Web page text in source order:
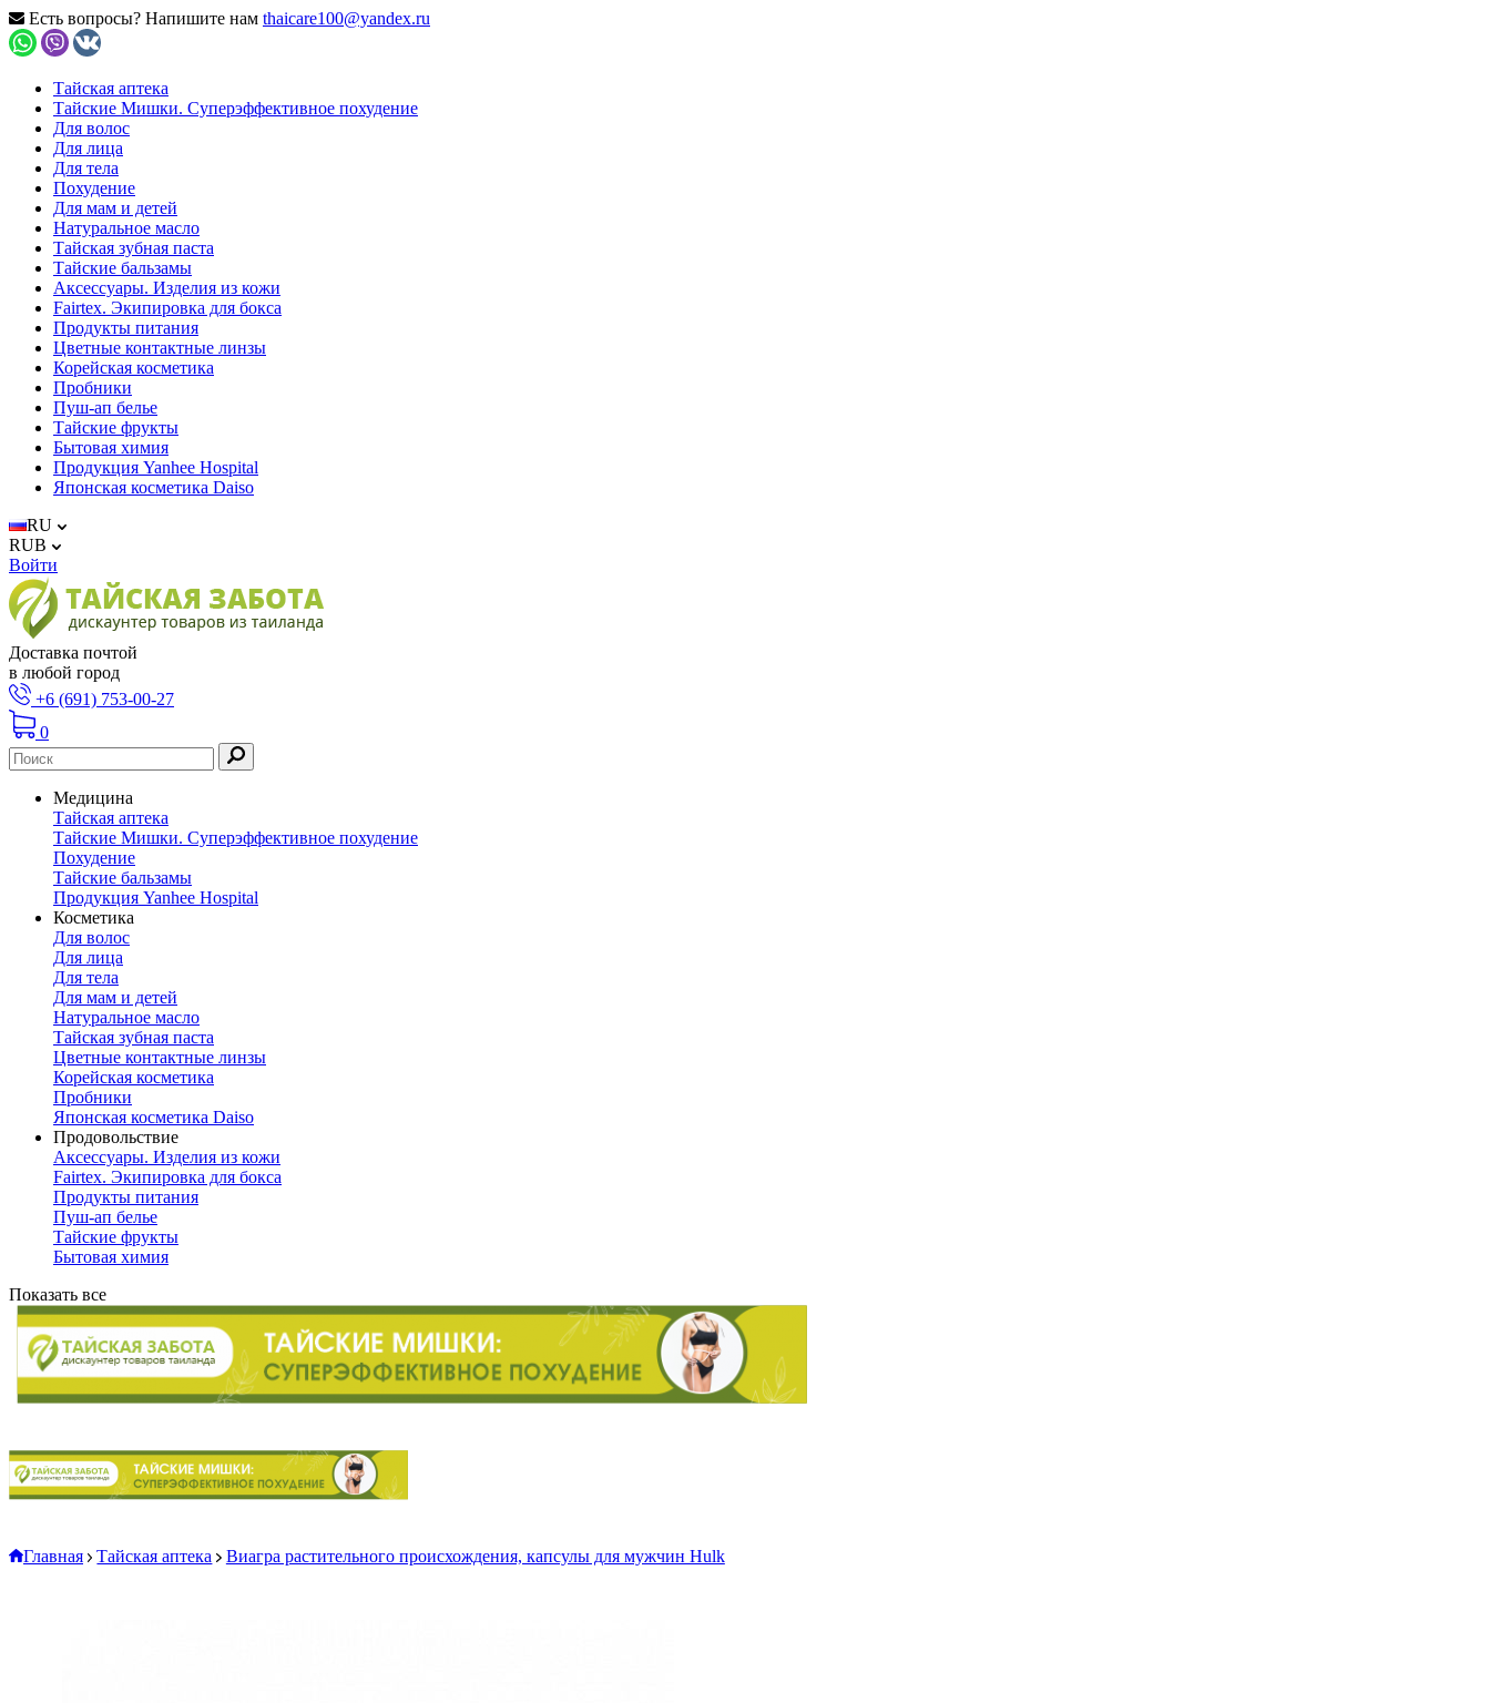
Есть вопросы? Напишите нам thaicare100@yandex.ru
Тайская аптека
Тайские Мишки. Суперэффективное похудение
Для волос
Для лица
Для тела
Похудение
Для мам и детей
Натуральное масло
Тайская зубная паста
Тайские бальзамы
Аксессуары. Изделия из кожи
Fairtex. Экипировка для бокса
Продукты питания
Цветные контактные линзы
Корейская косметика
Пробники
Пуш-ап белье
Тайские фрукты
Бытовая химия
Продукция Yanhee Hospital
Японская косметика Daiso
RU
RUB
Войти
Доставка почтой
в любой город
+6 (691) 753-00-27
0
Медицина
Тайская аптека
Тайские Мишки. Суперэффективное похудение
Похудение
Тайские бальзамы
Продукция Yanhee Hospital
Косметика
Для волос
Для лица
Для тела
Для мам и детей
Натуральное масло
Тайская зубная паста
Цветные контактные линзы
Корейская косметика
Пробники
Японская косметика Daiso
Продовольствие
Аксессуары. Изделия из кожи
Fairtex. Экипировка для бокса
Продукты питания
Пуш-ап белье
Тайские фрукты
Бытовая химия
Показать все
Главная Тайская аптека Виагра растительного происхождения, капсулы для мужчин Hulk